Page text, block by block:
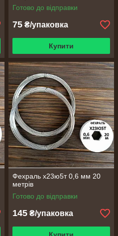
Готово до відправки
75 ₴/упаковка
Купити
Фехраль х23ю5т 0,6 мм 20
метрів
Готово до відправки
145 ₴/упаковка